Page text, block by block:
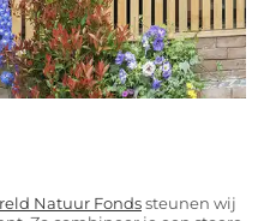
Natuur Fondssteunen wij